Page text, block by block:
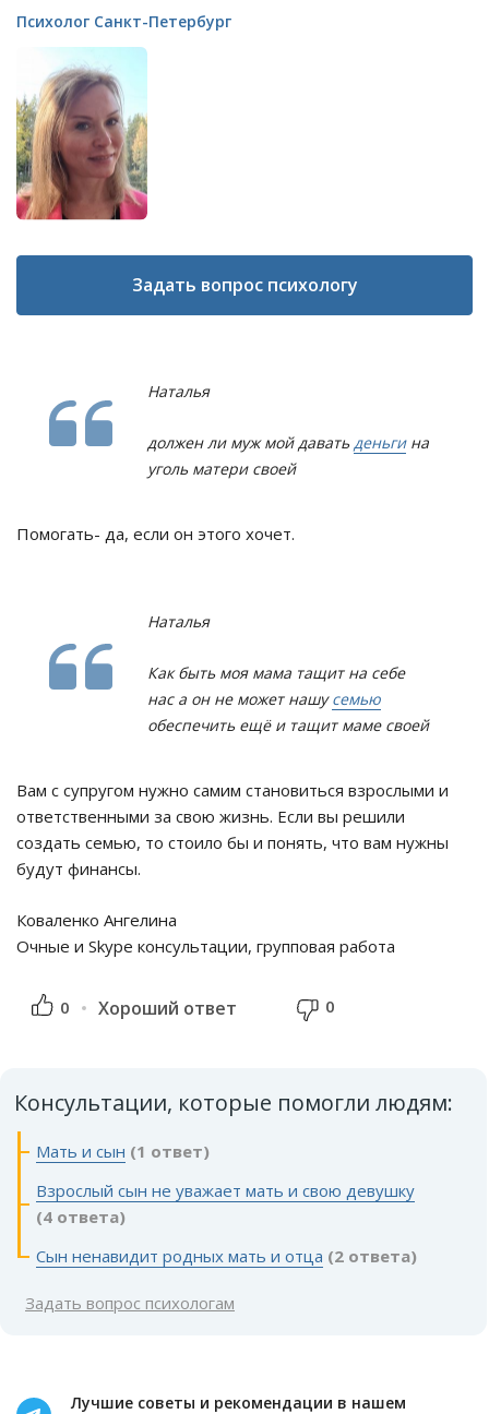
Психолог Санкт-Петербург
Задать вопрос психологу
Наталья
должен ли муж мой давать деньгина
уголь матери своей
Помогать- да, если он этого хочет.
Наталья
Как быть моя мама тащит на себе
нас а он не может нашусемью
обеспечить ещё и тащит маме своей
Вам с супругом нужно самим становиться взрослыми и
ответственными за свою жизнь. Если вы решили
создать семью, то стоило бы и понять, что вам нужны
будут финансы.
Коваленко Ангелина
Очные и Skype консультации, групповая работа
0 Хороший ответ 0
Консультации, которые помогли людям:
Мать и сын (1 ответ)
Взрослый сын не уважает мать и свою девушку
(4 ответа)
Сын ненавидит родных мать и отца (2 ответа)
Задать вопрос психологам
Лучшие советы и рекомендации в нашем